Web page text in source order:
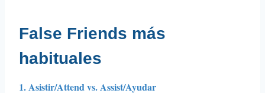
False Friends más
habituales
1. Asistir/Attend vs. Assist/Ayudar